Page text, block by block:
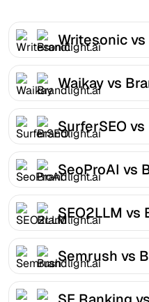
Writesonic
Waikay vs
SurferSEO
SeoProAI vs
SEO2LLM vs
Semrush vs